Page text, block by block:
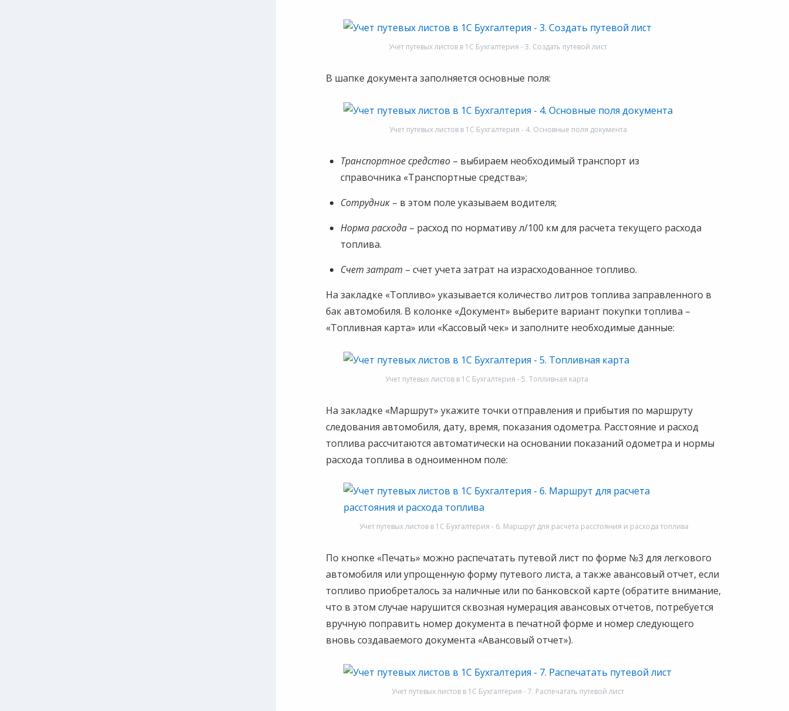
Учет путевых листов в 1С Бухгалтерия - 3. Coздать путевой лист
В шапке документа заполняется основные поля:
Учет путевых листов в 1С Бухгалтерия - 4. Основные поля документа
Транспортное средство – выбираем необходимый транспорт из
справочника «Транспортные средства»;
Сотрудник – в этом поле указываем водителя;
Норма расхода – расход по нормативу л/100 км для расчета текущего расхода
топлива.
Счет затрат – счет учета затрат на израсходованное топливо.
На закладке «Топливо» указывается количество литров топлива заправленного в
бак автомобиля. В колонке «Документ» выберите вариант покупки топлива –
«Топливная карта» или «Кассовый чек» и заполните необходимые данные:
Учет путевых листов в 1С Бухгалтерия - 5. Топливная карта
На закладке «Маршрут» укажите точки отправления и прибытия по маршруту
следования автомобиля, дату, время, показания одометра. Расстояние и расход
топлива рассчитаются автоматически на основании показаний одометра и нормы
расхода топлива в одноименном поле:
Учет путевых листов в 1С Бухгалтерия - 6. Маршрут для расчета расстояния и расхода топлива
По кнопке «Печать» можно распечатать путевой лист по форме №3 для легкового
автомобиля или упрощенную форму путевого листа, а также авансовый отчет, если
топливо приобреталось за наличные или по банковской карте (обратите внимание,
что в этом случае нарушится сквозная нумерация авансовых отчетов, потребуется
вручную поправить номер документа в печатной форме и номер следующего
вновь создаваемого документа «Авансовый отчет»).
Учет путевых листов в 1С Бухгалтерия - 7. Распечатать путевой лист